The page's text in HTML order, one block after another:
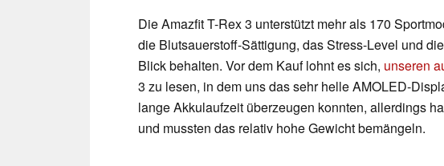
Die Amazfit T-Rex 3 unterstützt mehr als 170
die Blutsauerstoff-Sättigung, das Stress-Level und
Blick behalten. Vor dem Kauf lohnt es sich, unseren
3 zu lesen, in dem uns das sehr helle AMOLED-
lange Akkulaufzeit überzeugen konnten, allerdings
und mussten das relativ hohe Gewicht bemängeln.